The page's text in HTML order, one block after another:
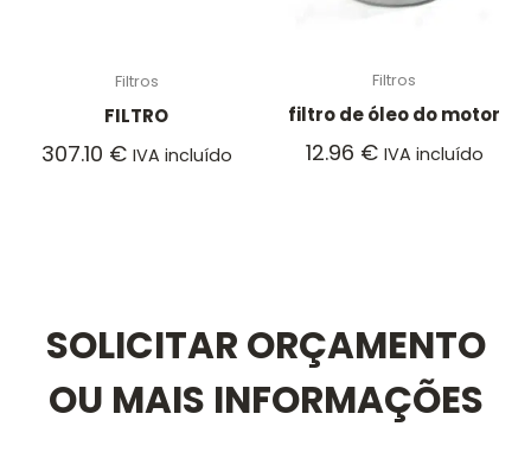
Filtros
FILTRO
307.10 € IVA incluído
Filtros
filtro de óleo do motor
12.96 € IVA incluído
SOLICITAR ORÇAMENTO
OU MAIS INFORMAÇÕES